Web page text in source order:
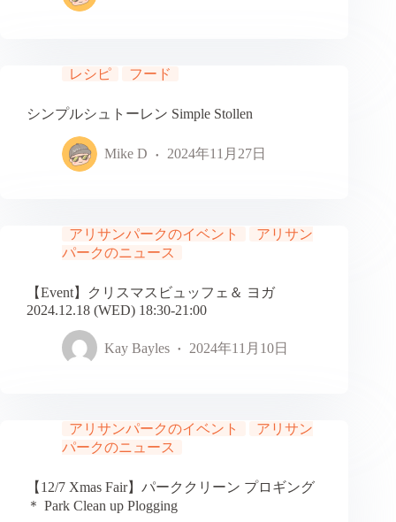
レシピ フード
シンプルシュトーレン Simple Stollen
Mike D 2024年11月27日
アリサンパークのイベント
アリサン
パークのニュース
【Event】クリスマスビュッフェ＆ ヨガ
2024.12.18 (WED) 18:30-21:00
Kay Bayles 2024年11月10日
アリサンパークのイベント
アリサン
パークのニュース
【12/7 Xmas Fair】パーククリーン プロギング
＊ Park Clean up Plogging